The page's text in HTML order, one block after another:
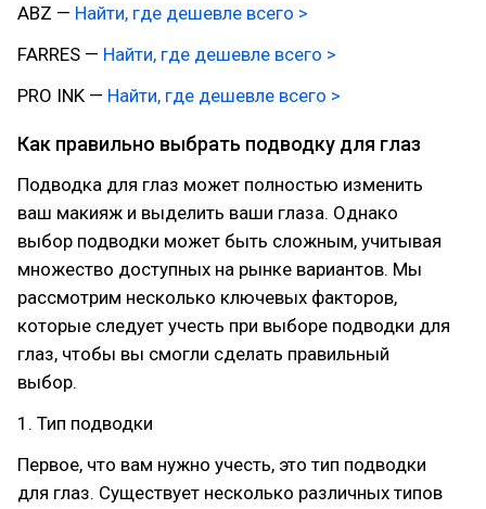
ABZ — Найти, где дешевле всего >
FARRES — Найти, где дешевле всего >
PRO INK — Найти, где дешевле всего >
Как правильно выбрать подводку для глаз
Подводка для глаз может полностью изменить
ваш макияж и выделить ваши глаза. Однако
выбор подводки может быть сложным, учитывая
множество доступных на рынке вариантов. Мы
рассмотрим несколько ключевых факторов,
которые следует учесть при выборе подводки для
глаз, чтобы вы смогли сделать правильный
выбор.
1. Тип подводки
Первое, что вам нужно учесть, это тип подводки
для глаз. Существует несколько различных типов